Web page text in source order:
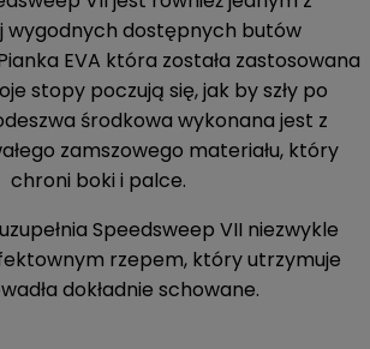
wygodnych dostępnych butów
EVA która została zastosowana
stopy poczują się, jak by szły po
środkowa wykonana jest z
zamszowego materiału, który
chroni boki i palce.
Speedsweep VII niezwykle
rzepem, który utrzymuje
dokładnie schowane.